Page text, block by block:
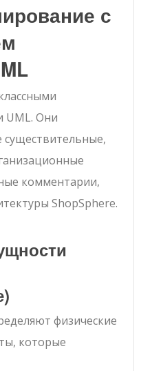
с
UML. Они
существительные,
комментарии,
ShopSphere.
физические
которые